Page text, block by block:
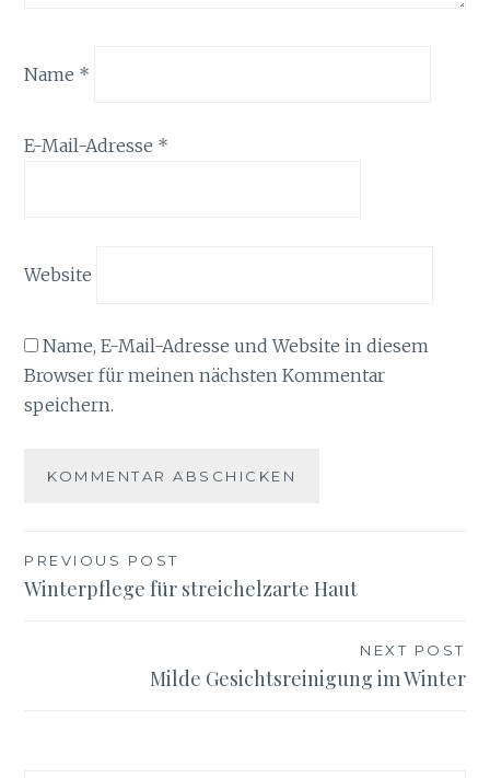
Name *
E-Mail-Adresse *
Website
Name, E-Mail-Adresse und Website in diesem
Browser für meinen nächsten Kommentar
speichern.
Beitragsnavigation
PREVIOUS POST
Winterpflege für streichelzarte Haut
NEXT POST
Milde Gesichtsreinigung im Winter